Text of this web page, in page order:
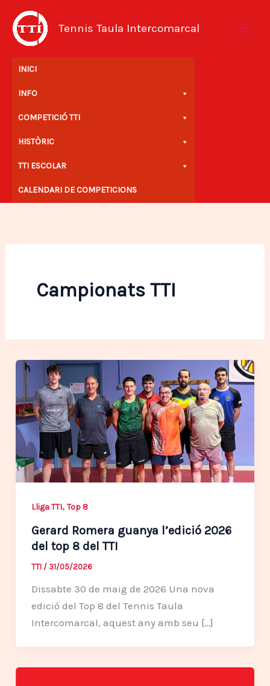
contingut
Tennis Taula Intercomarcal
INICI
INFO
COMPETICIÓ TTI
HISTÒRIC
TTI ESCOLAR
CALENDARI DE COMPETICIONS
Campionats TTI
Lliga TTI, Top 8
Gerard Romera guanya l’edició 2026
del top 8 del TTI
TTI / 31/05/2026
Dissabte 30 de maig de 2026 Una nova
edició del Top 8 del Tennis Taula
Intercomarcal, aquest any amb seu […]